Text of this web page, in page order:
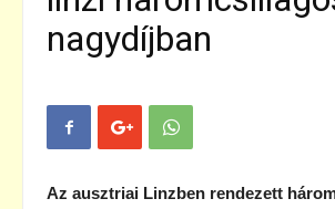
nagydíjban
Az ausztriai Linzben rendezett